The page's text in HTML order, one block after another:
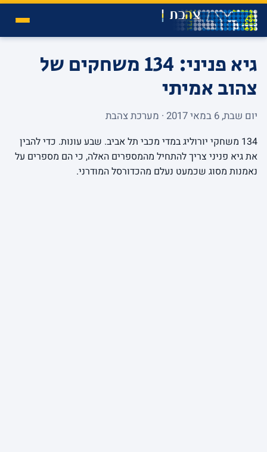
גיא פניני: 134 משחקים של
צהוב אמיתי
יום שבת, 6 במאי 2017 · מערכת צהבת
134 משחקי יורוליג במדי מכבי תל אביב. שבע עונות. כדי להבין
את גיא פניני צריך להתחיל מהמספרים האלה, כי הם מספרים על
נאמנות מסוג שכמעט נעלם מהכדורסל המודרני.